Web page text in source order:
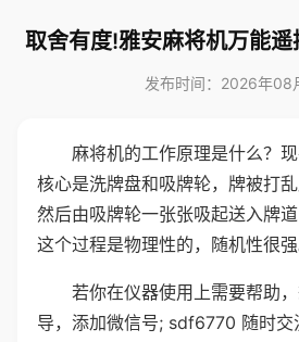
取舍有度!雅安麻将机万能
发布时间：2026年08
麻将机的工作原理是什么？
核心是洗牌盘和吸牌轮，牌被打乱
然后由吸牌轮一张张吸起送入牌道
这个过程是物理性的，随机性很强
若你在仪器使用上需要帮助
导，添加微信号; sdf6770 随时交